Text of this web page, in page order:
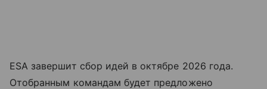
ESA завершит сбор идей в октябре 2026 года.
Отобранным командам будет предложено